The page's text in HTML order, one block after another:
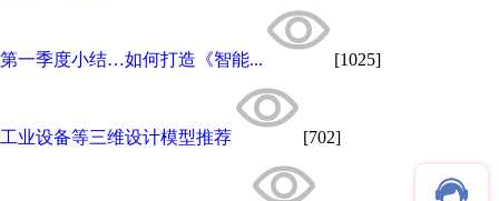
第一季度小结…如何打造《智能... [1025]
工业设备等三维设计模型推荐 [702]